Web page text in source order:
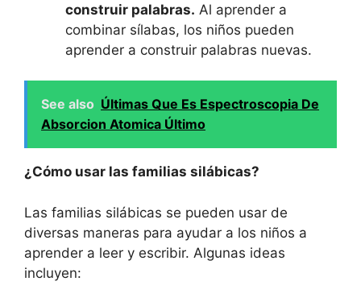
construir palabras. Al aprender a
combinar sílabas, los niños pueden
aprender a construir palabras nuevas.
See also Últimas Que Es Espectroscopia De
Absorcion Atomica Último
¿Cómo usar las familias silábicas?
Las familias silábicas se pueden usar de
diversas maneras para ayudar a los niños a
aprender a leer y escribir. Algunas ideas
incluyen: